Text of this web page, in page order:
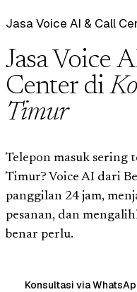
Jasa Voice AI & Call
Jasa Voice
Center di
Timur
Telepon masuk
Timur? Voice AI dari
panggilan 24 jam,
pesanan, dan
benar perlu.
Konsultasi via